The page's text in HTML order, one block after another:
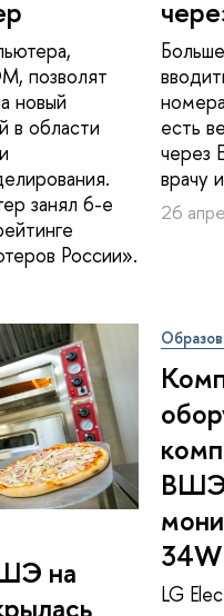
позволят
новый
в области
занял 6-е
России».
есть
через
врачу
26
на
ВШЭ
LG